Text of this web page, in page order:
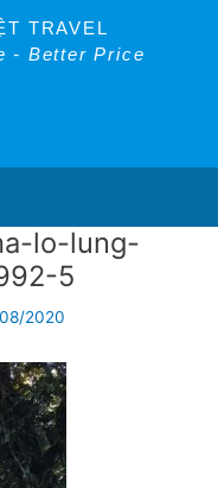
TRAVEL
- Better Price
lo-lung-
5
2020